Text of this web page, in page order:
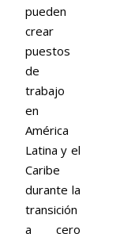
pueden
crear
puestos
de
trabajo
en
América
Latina y el
Caribe
durante la
transición
a cero